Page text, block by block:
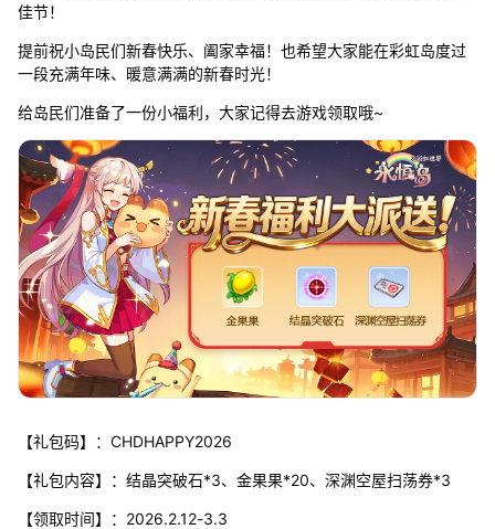
佳节！
提前祝小岛民们新春快乐、阖家幸福！也希望大家能在彩虹岛度过
一段充满年味、暖意满满的新春时光！
给岛民们准备了一份小福利，大家记得去游戏领取哦~
【礼包码】：CHDHAPPY2026
【礼包内容】：结晶突破石*3、金果果*20、深渊空屋扫荡券*3
【领取时间】：2026.2.12-3.3